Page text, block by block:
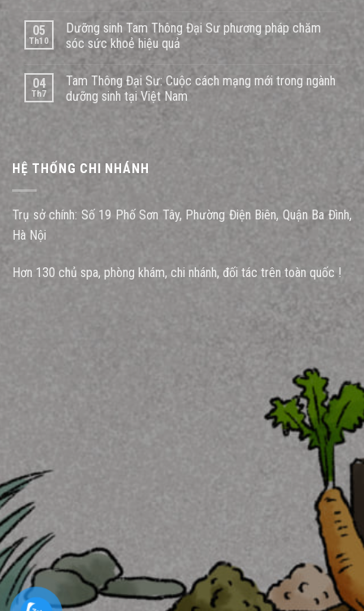
05
Th10
Dưỡng sinh Tam Thông Đại Sư phương pháp chăm
sóc sức khoẻ hiệu quả
04
Th7
Tam Thông Đại Sư: Cuộc cách mạng mới trong ngành
dưỡng sinh tại Việt Nam
HỆ THỐNG CHI NHÁNH
Trụ sở chính: Số 19 Phố Sơn Tây, Phường Điện Biên, Quận Ba Đình,
Hà Nội
Hơn 130 chủ spa, phòng khám, chi nhánh, đối tác trên toàn quốc !